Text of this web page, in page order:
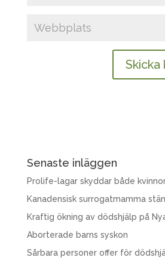
Senaste inläggen
Prolife-lagar skyddar både
Kanadensisk surrogatmamma
Kraftig ökning av dödshjälp på
Aborterade barns syskon
Sårbara personer offer för